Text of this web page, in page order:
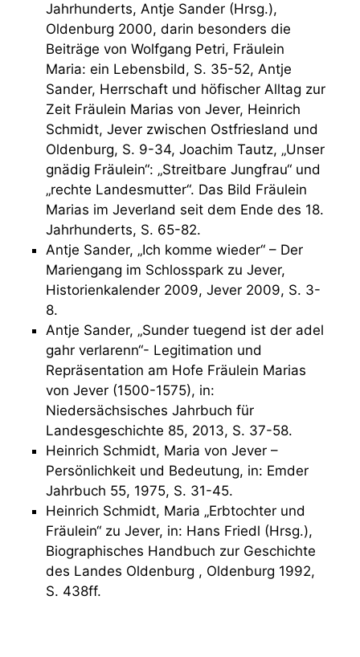
Jahrhunderts, Antje Sander (Hrsg.),
Oldenburg 2000, darin besonders die
Beiträge von Wolfgang Petri, Fräulein
Maria: ein Lebensbild, S. 35-52, Antje
Sander, Herrschaft und höfischer Alltag zur
Zeit Fräulein Marias von Jever, Heinrich
Schmidt, Jever zwischen Ostfriesland und
Oldenburg, S. 9-34, Joachim Tautz, „Unser
gnädig Fräulein“: „Streitbare Jungfrau“ und
„rechte Landesmutter“. Das Bild Fräulein
Marias im Jeverland seit dem Ende des 18.
Jahrhunderts, S. 65-82.
Antje Sander, „Ich komme wieder“ – Der
Mariengang im Schlosspark zu Jever,
Historienkalender 2009, Jever 2009, S. 3-
8.
Antje Sander, „Sunder tuegend ist der adel
gahr verlarenn“- Legitimation und
Repräsentation am Hofe Fräulein Marias
von Jever (1500-1575), in:
Niedersächsisches Jahrbuch für
Landesgeschichte 85, 2013, S. 37-58.
Heinrich Schmidt, Maria von Jever –
Persönlichkeit und Bedeutung, in: Emder
Jahrbuch 55, 1975, S. 31-45.
Heinrich Schmidt, Maria „Erbtochter und
Fräulein“ zu Jever, in: Hans Friedl (Hrsg.),
Biographisches Handbuch zur Geschichte
des Landes Oldenburg , Oldenburg 1992,
S. 438ff.